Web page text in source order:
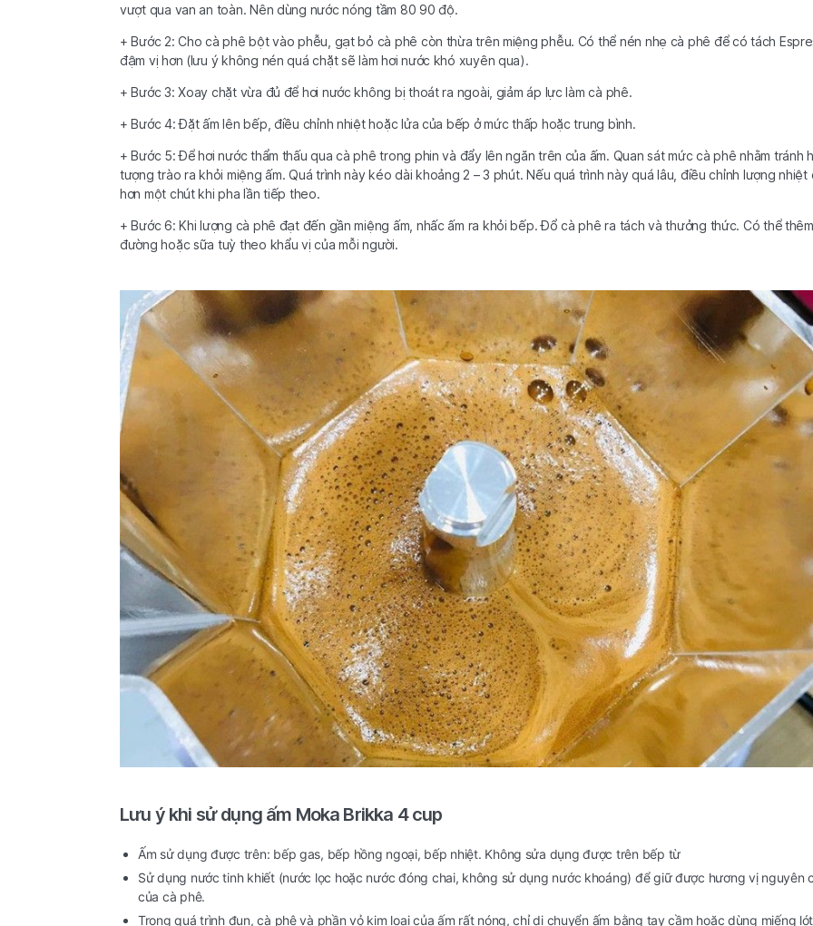
vượt qua van an toàn. Nên dùng nước nóng tầm 80 90 độ.
+ Bước 2: Cho cà phê bột vào phễu, gạt bỏ cà phê còn thừa trên miệng phễu. Có thể nén nhẹ cà phê để có tách
đậm vị hơn (lưu ý không nén quá chặt sẽ làm hơi nước khó xuyên qua).
+ Bước 3: Xoay chặt vừa đủ để hơi nước không bị thoát ra ngoài, giảm áp lực làm cà phê.
+ Bước 4: Đặt ấm lên bếp, điều chỉnh nhiệt hoặc lửa của bếp ở mức thấp hoặc trung bình.
+ Bước 5: Để hơi nước thẩm thấu qua cà phê trong phin và đẩy lên ngăn trên của ấm. Quan sát mức cà phê nhằm tránh
tượng trào ra khỏi miệng ấm. Quá trình này kéo dài khoảng 2 – 3 phút. Nếu quá trình này quá lâu, điều chỉnh lượng nhiệt
hơn một chút khi pha lần tiếp theo.
+ Bước 6: Khi lượng cà phê đạt đến gần miệng ấm, nhấc ấm ra khỏi bếp. Đổ cà phê ra tách và thưởng thức. Có thể thêm
đường hoặc sữa tuỳ theo khẩu vị của mỗi người.
Lưu ý khi sử dụng ấm Moka Brikka 4 cup
Ấm sử dụng được trên: bếp gas, bếp hồng ngoại, bếp nhiệt. Không sửa dụng được trên bếp từ
Sử dụng nước tinh khiết (nước lọc hoặc nước đóng chai, không sử dụng nước khoáng) để giữ được hương vị nguyên
của cà phê.
Trong quá trình đun, cà phê và phần vỏ kim loại của ấm rất nóng, chỉ di chuyển ấm bằng tay cầm hoặc dùng miếng lót